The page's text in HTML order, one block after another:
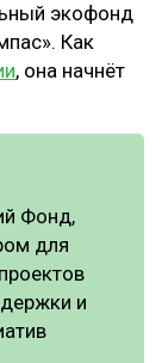
экофонд
Как
, она начнёт
Фонд,
для
и